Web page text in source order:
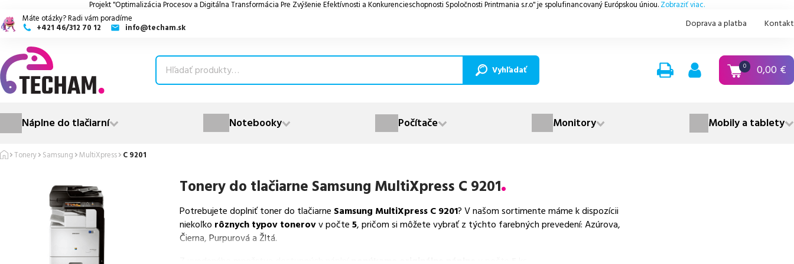
Projekt "Optimalizácia Procesov a Digitálna Transformácia Pre Zvýšenie Efektívnosti a Konkurencieschopnosti Spoločnosti Printmania s.r.o" je spolufinancovaný Európskou úniou. Zobraziť viac.
Máte otázky? Radi vám poradíme
+421 46/312 70 12
info@techam.sk Doprava a platba Kontakt
Vyhľadať 0 0,00 €
Náplne do tlačiarní Notebooky Počítače Monitory Mobily a tablety
Tonery Samsung MultiXpress C 9201
Tonery do tlačiarne Samsung MultiXpress C 9201
Potrebujete doplniť toner do tlačiarne Samsung MultiXpress C 9201? V našom sortimente máme k dispozícii
niekoľko rôznych typov tonerovv počte 5, pričom si môžete vybrať z týchto farebných prevedení: Azúrova,
Čierna, Purpurová a Žltá.